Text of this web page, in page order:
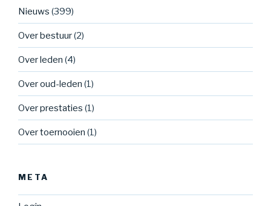
Nieuws (399)
Over bestuur(2)
Over leden (4)
Over oud-leden (1)
Over prestaties (1)
Over toernooien (1)
META